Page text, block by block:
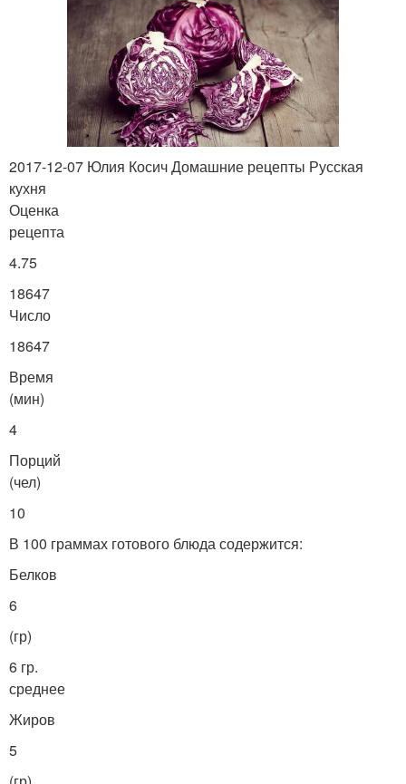
2017-12-07 Юлия Косич Домашние рецепты Русская
кухня
Оценка
рецепта
4.75
18647
Число
18647
Время
(мин)
4
Порций
(чел)
10
В 100 граммах готового блюда содержится:
Белков
6
(гр)
6 гр.
среднее
Жиров
5